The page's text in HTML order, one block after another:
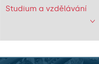
Studium a vzdělávání